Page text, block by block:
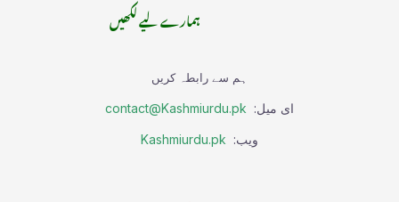
ہمارے لیے لکھیں
ہم سے رابطہ کریں
ای میل: contact@Kashmiurdu.pk
ویب: Kashmiurdu.pk